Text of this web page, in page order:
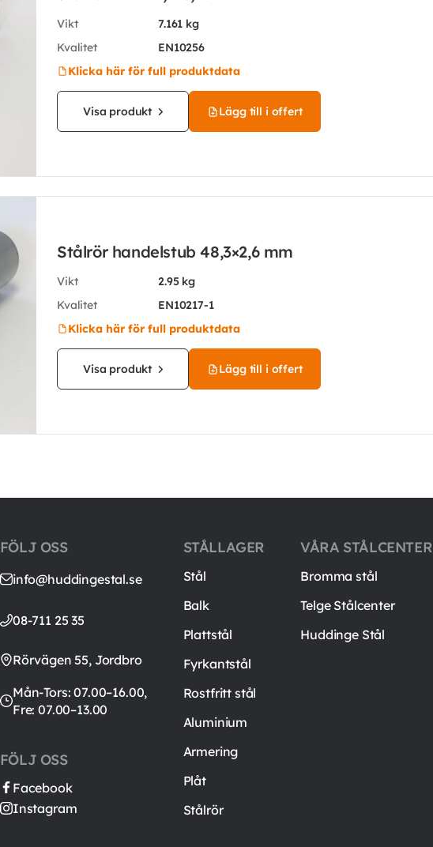
Vikt
7.161 kg
Kvalitet
EN10256
Klicka här för full produktdata
Visa produkt Lägg till i offert
Stålrör handelstub 48,3×2,6 mm
Vikt
2.95 kg
Kvalitet
EN10217-1
Klicka här för full produktdata
Visa produkt Lägg till i offert
FÖLJ OSS
info@huddingestal.se
08-711 25 35
Rörvägen 55, Jordbro
Mån-Tors: 07.00–16.00,
Fre: 07.00–13.00
FÖLJ OSS
Facebook
Instagram
STÅLLAGER
Stål
Balk
Plattstål
Fyrkantstål
Rostfritt stål
Aluminium
Armering
Plåt
Stålrör
VÅRA STÅLCENTER
Bromma stål
Telge Stålcenter
Huddinge Stål